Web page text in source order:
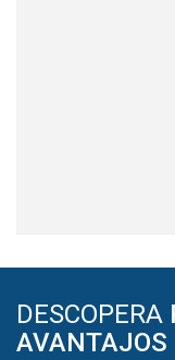
DESCOPERA
AVANTAJOS